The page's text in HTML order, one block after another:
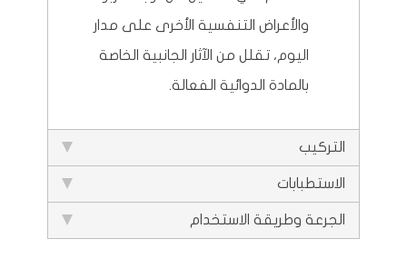
والأعراض التنفسية الأخرى على مدار
اليوم، تقلل من الآثار الجانبية الخاصة
بالمادة الدوائية الفعالة.
التركيب
الاستطبابات
الجرعة وطريقة الاستخدام